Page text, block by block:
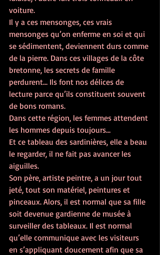
voiture.
Il y a ces mensonges, ces vrais
mensonges qu’on enferme en soi et qui
se sédimentent, deviennent durs comme
de la pierre. Dans ces villages de la côte
bretonne, les secrets de famille
perdurent… Ils font nos délices de
lecture parce qu’ils constituent souvent
de bons romans.
Dans cette région, les femmes attendent
les hommes depuis toujours…
Et ce tableau des sardinières, elle a beau
le regarder, il ne fait pas avancer les
aiguilles.
Son père, artiste peintre, a un jour tout
jeté, tout son matériel, peintures et
pinceaux. Alors, il est normal que sa fille
soit devenue gardienne de musée à
surveiller des tableaux. Il est normal
qu’elle communique avec les visiteurs
en s’appliquant doucement afin que sa